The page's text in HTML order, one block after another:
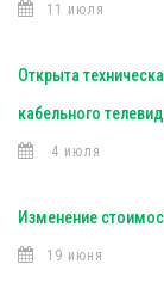
11 июля
Открыта
кабельного
4 июля
Изменение
19 июня